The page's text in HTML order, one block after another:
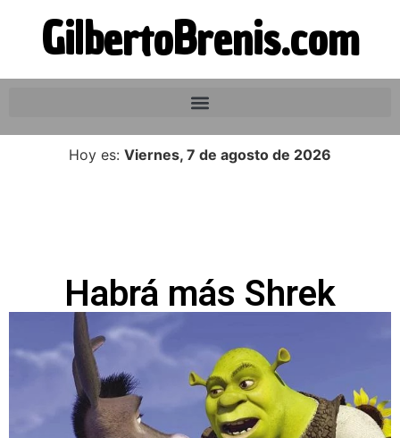
GilbertoBrenis.com
Hoy es: Viernes, 7 de agosto de 2026
Habrá más Shrek